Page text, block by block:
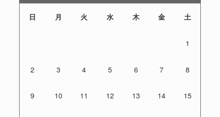
日 月 火 水 木 金 土
1
2 3 4 5 6 7 8
9 10 11 12 13 14 15